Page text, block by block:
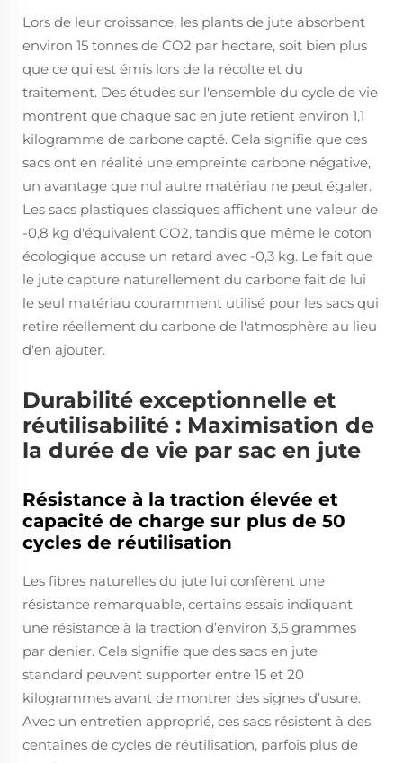
Lors de leur croissance, les plants de jute absorbent
environ 15 tonnes de CO2 par hectare, soit bien plus
que ce qui est émis lors de la récolte et du
traitement. Des études sur l'ensemble du cycle de vie
montrent que chaque sac en jute retient environ 1,1
kilogramme de carbone capté. Cela signifie que ces
sacs ont en réalité une empreinte carbone négative,
un avantage que nul autre matériau ne peut égaler.
Les sacs plastiques classiques affichent une valeur de
-0,8 kg d'équivalent CO2, tandis que même le coton
écologique accuse un retard avec -0,3 kg. Le fait que
le jute capture naturellement du carbone fait de lui
le seul matériau couramment utilisé pour les sacs qui
retire réellement du carbone de l'atmosphère au lieu
d'en ajouter.
Durabilité exceptionnelle et
réutilisabilité : Maximisation de
la durée de vie par sac en jute
Résistance à la traction élevée et
capacité de charge sur plus de 50
cycles de réutilisation
Les fibres naturelles du jute lui confèrent une
résistance remarquable, certains essais indiquant
une résistance à la traction d’environ 3,5 grammes
par denier. Cela signifie que des sacs en jute
standard peuvent supporter entre 15 et 20
kilogrammes avant de montrer des signes d’usure.
Avec un entretien approprié, ces sacs résistent à des
centaines de cycles de réutilisation, parfois plus de